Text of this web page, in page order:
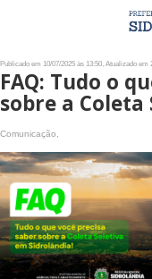
Publicado em 10/07/2025 às 13:50, Atualizado em
FAQ: Tudo o
sobre a
Comunicação,